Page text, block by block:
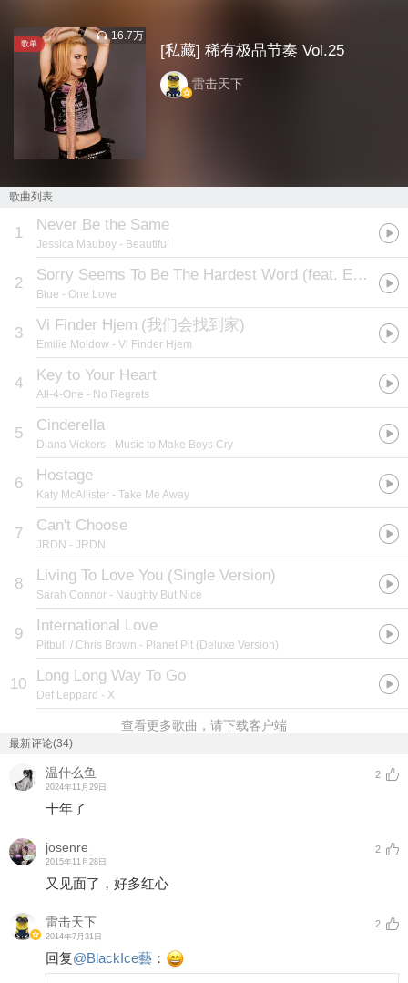
歌单
16.7万
[私藏] 稀有极品节奏 Vol.25
雷击天下
歌曲列表
1 Never Be the Same
Jessica Mauboy - Beautiful
2 Sorry Seems To Be The Hardest Word (feat. Elton John)
Blue - One Love
3 Vi Finder Hjem (我们会找到家)
Emilie Moldow - Vi Finder Hjem
4 Key to Your Heart
All-4-One - No Regrets
5 Cinderella
Diana Vickers - Music to Make Boys Cry
6 Hostage
Katy McAllister - Take Me Away
7 Can't Choose
JRDN - JRDN
8 Living To Love You (Single Version)
Sarah Connor - Naughty But Nice
9 International Love
Pitbull / Chris Brown - Planet Pit (Deluxe Version)
10 Long Long Way To Go
Def Leppard - X
查看更多歌曲，请下载客户端
最新评论(34)
温什么鱼
2024年11月29日
2
十年了
josenre
2015年11月28日
2
又见面了，好多红心
雷击天下
2014年7月31日
2
回复@BlackIce藝 ：